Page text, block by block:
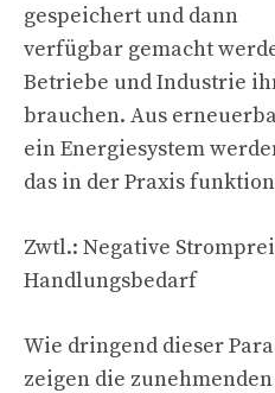
gespeichert und dann
verfügbar gemacht
Betriebe und Industrie
brauchen. Aus
ein Energiesystem
das in der Praxis
Zwtl.: Negative
Handlungsbedarf
Wie dringend dieser
zeigen die zunehmenden